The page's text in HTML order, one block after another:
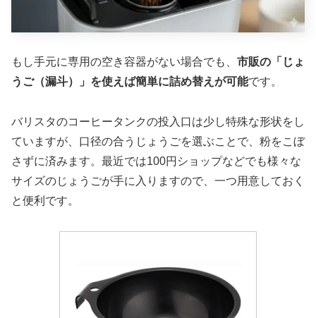
もし手元に専用の空き容器がない場合でも、 市販の「じょ
うご（漏斗）」を使えば簡単に詰め替えが可能です。
バリスタのコーヒータンクの投入口は少し特殊な形状をし
ていますが、口径の合うじょうごを選ぶことで、粉をこぼ
さずに済みます。最近では100円ショップなどでも様々な
サイズのじょうごが手に入りますので、一つ用意しておく
と便利です。